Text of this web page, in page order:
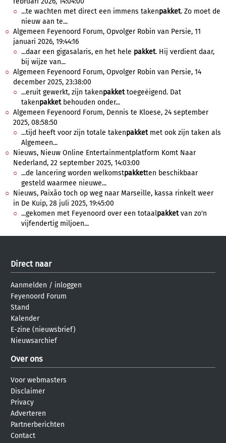
...te wachten met direct een immens takenpakket. Zo moet de
nieuw aan te...
Algemeen Feyenoord Forum, Opvolger Robin van Persie, 11
januari 2026, 19:44:16
...daar een gigasalaris, en het hele pakket. Hij verdient daar,
bij wijze van...
Algemeen Feyenoord Forum, Opvolger Robin van Persie, 14
december 2025, 23:38:00
...eruit gewerkt, zijn takenpakkettoegeëigend. Dat
takenpakketbehouden onder...
Algemeen Feyenoord Forum, Dennis te Kloese, 24 september
2025, 08:58:50
...tijd heeft voor zijn totale takenpakketmet ook zijn taken als
Algemeen...
Nieuws, Nieuw Online Entertainmentplatform Komt Naar
Nederland, 22 september 2025, 14:03:00
...de lancering worden welkomstpakketten beschikbaar
gesteld waarmee nieuwe...
Nieuws, Paixão toch op weg naar Marseille, kassa rinkelt weer
in De Kuip, 28 juli 2025, 19:45:00
...gekomen met Feyenoord over een totaalpakketvan zo'n
vijfendertig miljoen...
Direct naar
Aanmelden / inloggen
Feyenoord Forum
Stand
Kalender
E-zine (nieuwsbrief)
Nieuwsarchief
Over ons
Voor webmasters
Disclaimer
Privacy
Adverteren
Partnerberichten
Contact